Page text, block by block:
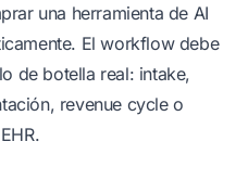
una herramienta de AI
El workflow debe
de botella real: intake,
revenue cycle o